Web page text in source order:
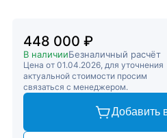
448 000 ₽
В наличииБезналичный расчёт
Цена от 01.04.2026, для уточнения
актуальной стоимости просим
связаться с менеджером.
Добавить